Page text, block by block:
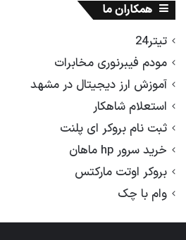
همکاران ما
تیتر24
مودم فیبرنوری مخابرات
آموزش ارز دیجیتال در مشهد
استعلام شاهکار
ثبت نام بروکر ای پلنت
خرید سرور hp ماهان
بروکر اوتت مارکتس
وام با چک